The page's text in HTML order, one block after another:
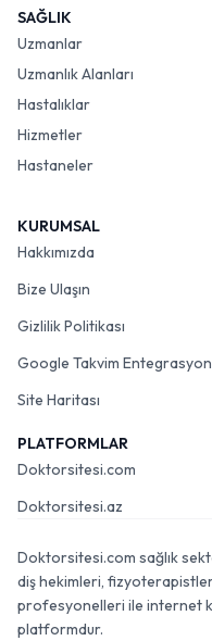
SAĞLIK
Uzmanlar
Uzmanlık Alanları
Hastalıklar
Hizmetler
Hastaneler
KURUMSAL
Hakkımızda
Bize Ulaşın
Gizlilik Politikası
Google Takvim
Site Haritası
PLATFORMLAR
Doktorsitesi.com
Doktorsitesi.az
Doktorsitesi.com sağlık
diş hekimleri,
profesyonelleri ile internet
platformdur.